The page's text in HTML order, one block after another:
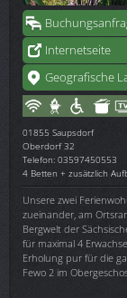
Internetseite
Geografische
01855 Saupsdorf
Oberdorf 32
Telefon: 03597450553
4 Betten + zusätzlich
Unsere zwei
zueinander, am
Bergwelt der
für maximal 4
Erholung pur für die
Fewo 2 im